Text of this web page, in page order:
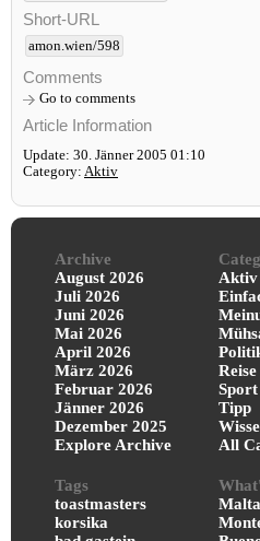
Short-URL
amon.wien/598
Comments
Go to comments
Article Information
Update: 30. Jänner 2005 01:10
Category: Aktiv
Archive
August 2026
Juli 2026
Juni 2026
Mai 2026
April 2026
März 2026
Februar 2026
Jänner 2026
Dezember 2025
Explore Archive
Aktiv
Reise
Sport
Tipp
All
Tags
toastmasters
korsika